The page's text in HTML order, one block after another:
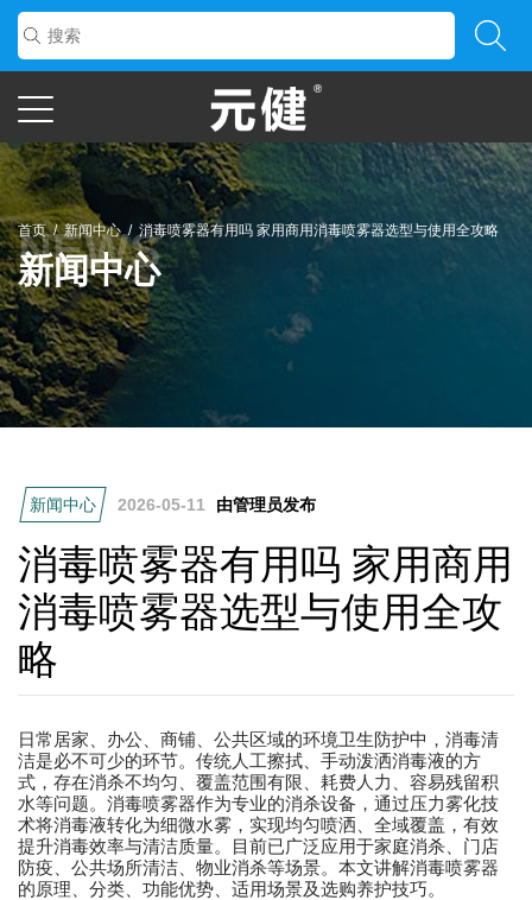
首页 / 新闻中心 / 消毒喷雾器有用吗 家用商用消毒喷雾器选型与使用全攻略
新闻中心
新闻中心 2026-05-11 由管理员发布
消毒喷雾器有用吗 家用商用
消毒喷雾器选型与使用全攻
略
日常居家、办公、商铺、公共区域的环境卫生防护中，消毒清
洁是必不可少的环节。传统人工擦拭、手动泼洒消毒液的方
式，存在消杀不均匀、覆盖范围有限、耗费人力、容易残留积
水等问题。消毒喷雾器作为专业的消杀设备，通过压力雾化技
术将消毒液转化为细微水雾，实现均匀喷洒、全域覆盖，有效
提升消毒效率与清洁质量。目前已广泛应用于家庭消杀、门店
防疫、公共场所清洁、物业消杀等场景。本文讲解消毒喷雾器
的原理、分类、功能优势、适用场景及选购养护技巧。